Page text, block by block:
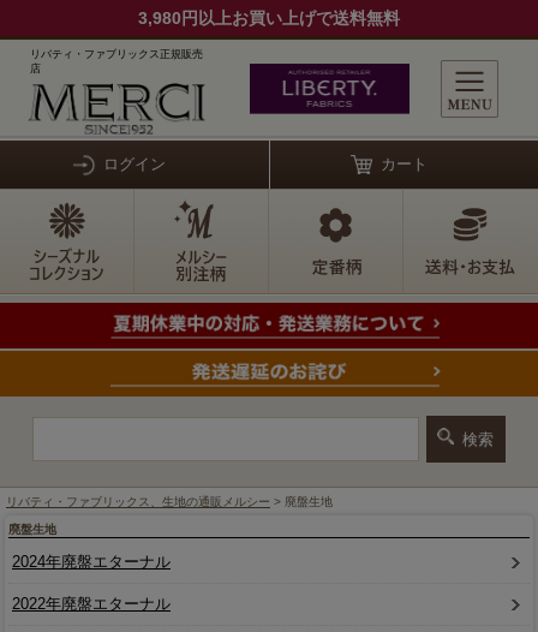
3,980円以上お買い上げで送料無料
リバティ・ファブリックス正規販売
店
ログイン カート
リバティ・ファブリックス、生地の通販メルシー > 廃盤生地
廃盤生地
2024年廃盤エターナル
2022年廃盤エターナル